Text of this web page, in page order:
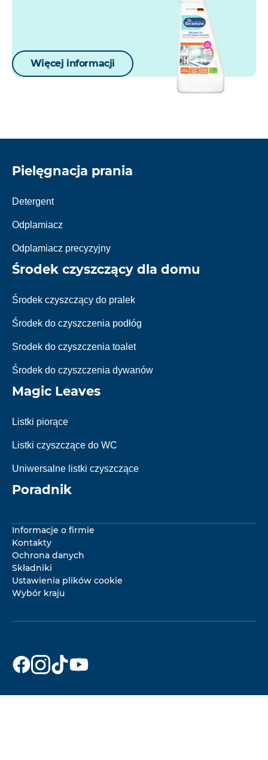
Więcej informacji
Pielęgnacja prania
Detergent
Odplamiacz
Odplamiacz precyzyjny
Środek czyszczący dla domu
Środek czyszczący do pralek
Środek do czyszczenia podłóg
Srodek do czyszczenia toalet
Środek do czyszczenia dywanów
Magic Leaves
Listki piorące
Listki czyszczące do WC
Uniwersalne listki czyszczące
Poradnik
Informacje o firmie
Kontakty
Ochrona danych
Składniki
Ustawienia plików cookie
Wybór kraju
Dr. Beckmann
w
Dr. Beckmann
w
Dr. Beckmann
w